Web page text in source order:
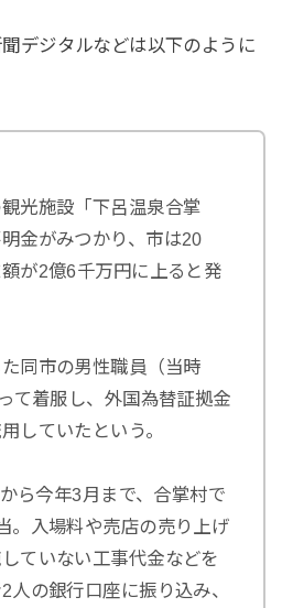
デジタルなどは以下のように
光施設「下呂温泉合掌
金がみつかり、市は20
が2億6千万円に上ると発
同市の男性職員（当時
て着服し、外国為替証拠金
していたという。
ら今年3月まで、合掌村で
。入場料や売店の売り上げ
ていない工事代金などを
人の銀行口座に振り込み、